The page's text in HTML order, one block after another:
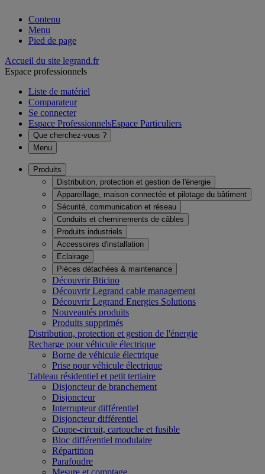
Contenu
Menu
Pied de page
Accueil du site legrand.fr
Espace professionnels
Liste de matériel
Comparateur
Se connecter
Espace ProfessionnelsEspace Particuliers
Que cherchez-vous ?
Menu
Produits
Distribution, protection et gestion de l'énergie
Appareillage, maison connectée et pilotage du bâtiment
Sécurité, communication et réseau
Conduits et cheminements de câbles
Produits industriels
Accessoires d'installation
Eclairage
Pièces détachées & maintenance
Découvrir Bticino
Découvrir Legrand cable management
Découvrir Legrand Energies Solutions
Nouveautés produits
Produits supprimés
Distribution, protection et gestion de l'énergie
Recharge pour véhicule électrique
Borne de véhicule électrique
Prise pour véhicule électrique
Tableau résidentiel et petit tertiaire
Disjoncteur de branchement
Disjoncteur
Interrupteur différentiel
Disjoncteur différentiel
Coupe-circuit, cartouche et fusible
Bloc différentiel modulaire
Répartition
Parafoudre
Mesure et comptage